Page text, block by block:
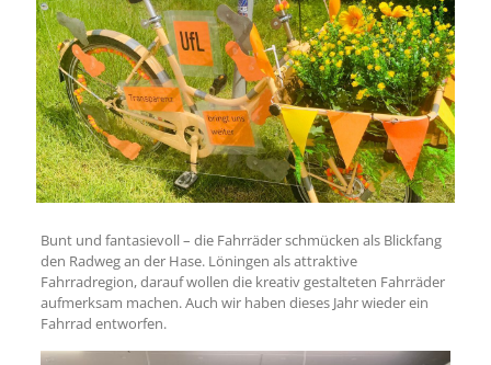
Bunt und fantasievoll – die Fahrräder schmücken als Blickfang
den Radweg an der Hase. Löningen als attraktive
Fahrradregion, darauf wollen die kreativ gestalteten Fahrräder
aufmerksam machen. Auch wir haben dieses Jahr wieder ein
Fahrrad entworfen.